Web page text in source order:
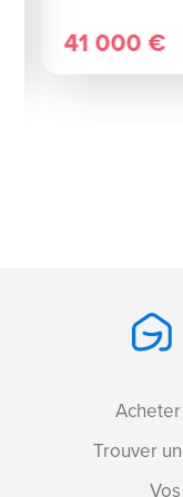
41 000 €
Acheter
Trouver